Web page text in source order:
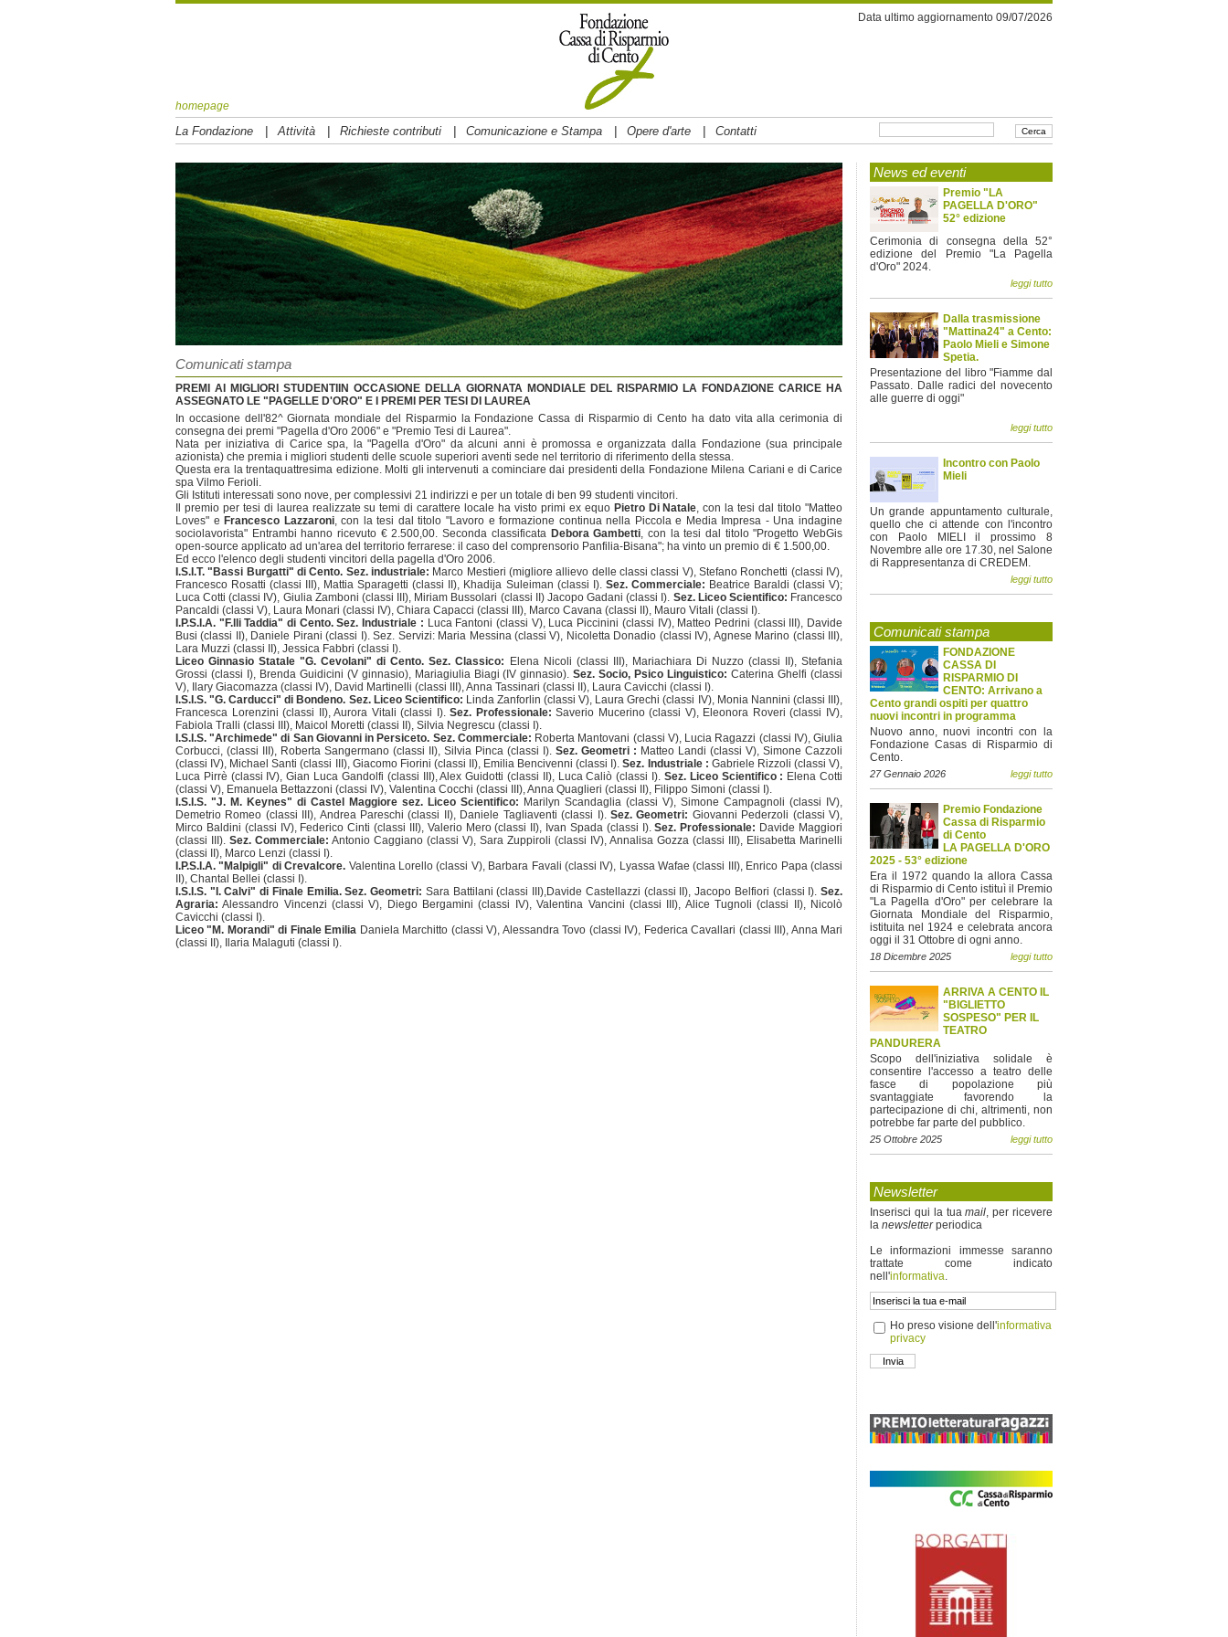
homepage
Data ultimo aggiornamento 09/07/2026
La Fondazione | Attività | Richieste contributi | Comunicazione e Stampa | Opere d'arte | Contatti
Comunicati stampa
PREMI AI MIGLIORI STUDENTIIN OCCASIONE DELLA GIORNATA MONDIALE DEL RISPARMIO LA FONDAZIONE CARICE HA
ASSEGNATO LE "PAGELLE D'ORO" E I PREMI PER TESI DI LAUREA
In occasione dell'82^ Giornata mondiale del Risparmio la Fondazione Cassa di Risparmio di Cento ha dato vita alla cerimonia di
consegna dei premi "Pagella d'Oro 2006" e "Premio Tesi di Laurea".
Nata per iniziativa di Carice spa, la "Pagella d'Oro" da alcuni anni è promossa e organizzata dalla Fondazione (sua principale
azionista) che premia i migliori studenti delle scuole superiori aventi sede nel territorio di riferimento della stessa.
Questa era la trentaquattresima edizione. Molti gli intervenuti a cominciare dai presidenti della Fondazione Milena Cariani e di Carice
spa Vilmo Ferioli.
Gli Istituti interessati sono nove, per complessivi 21 indirizzi e per un totale di ben 99 studenti vincitori.
Il premio per tesi di laurea realizzate su temi di carattere locale ha visto primi ex equo Pietro Di Natale, con la tesi dal titolo "Matteo
Loves" e Francesco Lazzaroni, con la tesi dal titolo "Lavoro e formazione continua nella Piccola e Media Impresa - Una indagine
sociolavorista" Entrambi hanno ricevuto € 2.500,00. Seconda classificata Debora Gambetti, con la tesi dal titolo "Progetto WebGis
open-source applicato ad un'area del territorio ferrarese: il caso del comprensorio Panfilia-Bisana"; ha vinto un premio di € 1.500,00.
Ed ecco l'elenco degli studenti vincitori della pagella d'Oro 2006.
I.S.I.T. "Bassi Burgatti" di Cento. Sez. industriale: Marco Mestieri (migliore allievo delle classi classi V), Stefano Ronchetti (classi IV),
Francesco Rosatti (classi III), Mattia Sparagetti (classi II), Khadija Suleiman (classi I). Sez. Commerciale: Beatrice Baraldi (classi V);
Luca Cotti (classi IV), Giulia Zamboni (classi III), Miriam Bussolari (classi II) Jacopo Gadani (classi I). Sez. Liceo Scientifico: Francesco
Pancaldi (classi V), Laura Monari (classi IV), Chiara Capacci (classi III), Marco Cavana (classi II), Mauro Vitali (classi I).
I.P.S.I.A. "F.lli Taddia" di Cento. Sez. Industriale : Luca Fantoni (classi V), Luca Piccinini (classi IV), Matteo Pedrini (classi III), Davide
Busi (classi II), Daniele Pirani (classi I). Sez. Servizi: Maria Messina (classi V), Nicoletta Donadio (classi IV), Agnese Marino (classi III),
Lara Muzzi (classi II), Jessica Fabbri (classi I).
Liceo Ginnasio Statale "G. Cevolani" di Cento. Sez. Classico:
Elena Nicoli (classi III), Mariachiara Di Nuzzo (classi II), Stefania
Grossi (classi I), Brenda Guidicini (V ginnasio), Mariagiulia Biagi (IV ginnasio).Sez. Socio, Psico Linguistico: Caterina Ghelfi (classi
V), Ilary Giacomazza (classi IV), David Martinelli (classi III), Anna Tassinari (classi II), Laura Cavicchi (classi I).
I.S.I.S. "G. Carducci" di Bondeno. Sez. Liceo Scientifico: Linda Zanforlin (classi V), Laura Grechi (classi IV), Monia Nannini (classi III),
Francesca Lorenzini (classi II), Aurora Vitali (classi I).Sez. Professionale: Saverio Mucerino (classi V), Eleonora Roveri (classi IV),
Fabiola Tralli (classi III), Maicol Moretti (classi II), Silvia Negrescu (classi I).
I.S.I.S. "Archimede" di San Giovanni in Persiceto. Sez. Commerciale: Roberta Mantovani (classi V), Lucia Ragazzi (classi IV), Giulia
Corbucci, (classi III), Roberta Sangermano (classi II), Silvia Pinca (classi I). Sez. Geometri : Matteo Landi (classi V), Simone Cazzoli
(classi IV), Michael Santi (classi III), Giacomo Fiorini (classi II), Emilia Bencivenni (classi I).Sez. Industriale : Gabriele Rizzoli (classi V),
Luca Pirrè (classi IV), Gian Luca Gandolfi (classi III), Alex Guidotti (classi II), Luca Caliò (classi I). Sez. Liceo Scientifico : Elena Cotti
(classi V), Emanuela Bettazzoni (classi IV), Valentina Cocchi (classi III), Anna Quaglieri (classi II), Filippo Simoni (classi I).
I.S.I.S. "J. M. Keynes" di Castel Maggiore sez. Liceo Scientifico: Marilyn Scandaglia (classi V), Simone Campagnoli (classi IV),
Demetrio Romeo (classi III), Andrea Pareschi (classi II), Daniele Tagliaventi (classi I). Sez. Geometri: Giovanni Pederzoli (classi V),
Mirco Baldini (classi IV), Federico Cinti (classi III), Valerio Mero (classi II), Ivan Spada (classi I).Sez. Professionale: Davide Maggiori
(classi III). Sez. Commerciale: Antonio Caggiano (classi V), Sara Zuppiroli (classi IV), Annalisa Gozza (classi III), Elisabetta Marinelli
(classi II), Marco Lenzi (classi I).
I.P.S.I.A. "Malpigli" di Crevalcore. Valentina Lorello (classi V), Barbara Favali (classi IV), Lyassa Wafae (classi III), Enrico Papa (classi
II), Chantal Bellei (classi I).
I.S.I.S. "I. Calvi" di Finale Emilia. Sez. Geometri: Sara Battilani (classi III),Davide Castellazzi (classi II), Jacopo Belfiori (classi I).Sez.
Agraria: Alessandro Vincenzi (classi V), Diego Bergamini (classi IV), Valentina Vancini (classi III), Alice Tugnoli (classi II), Nicolò
Cavicchi (classi I).
Liceo "M. Morandi" di Finale Emilia Daniela Marchitto (classi V), Alessandra Tovo (classi IV), Federica Cavallari (classi III), Anna Mari
(classi II), Ilaria Malaguti (classi I).
News ed eventi
Premio "LA
PAGELLA D'ORO"
52° edizione
Cerimonia di consegna della 52°
edizione del Premio "La Pagella
d'Oro" 2024.
leggi tutto
Dalla trasmissione
"Mattina24" a Cento:
Paolo Mieli e Simone
Spetia.
Presentazione del libro "Fiamme dal
Passato. Dalle radici del novecento
alle guerre di oggi"
leggi tutto
Incontro con Paolo
Mieli
Un grande appuntamento culturale,
quello che ci attende con l'incontro
con Paolo MIELI il prossimo 8
Novembre alle ore 17.30, nel Salone
di Rappresentanza di CREDEM.
leggi tutto
Comunicati stampa
FONDAZIONE
CASSA DI
RISPARMIO DI
CENTO: Arrivano a
Cento grandi ospiti per quattro
nuovi incontri in programma
Nuovo anno, nuovi incontri con la
Fondazione Casas di Risparmio di
Cento.
27 Gennaio 2026 leggi tutto
Premio Fondazione
Cassa di Risparmio
di Cento
LA PAGELLA D'ORO
2025 - 53° edizione
Era il 1972 quando la allora Cassa
di Risparmio di Cento istituì il Premio
"La Pagella d'Oro" per celebrare la
Giornata Mondiale del Risparmio,
istituita nel 1924 e celebrata ancora
oggi il 31 Ottobre di ogni anno.
18 Dicembre 2025 leggi tutto
ARRIVA A CENTO IL
"BIGLIETTO
SOSPESO" PER IL
TEATRO
PANDURERA
Scopo dell'iniziativa solidale è
consentire l'accesso a teatro delle
fasce di popolazione più
svantaggiate favorendo la
partecipazione di chi, altrimenti, non
potrebbe far parte del pubblico.
25 Ottobre 2025 leggi tutto
Newsletter
Inserisci qui la tuamail, per ricevere
la newsletterperiodica
Le informazioni immesse saranno
trattate come indicato
nell'informativa.
Ho preso visione dell'informativa
privacy